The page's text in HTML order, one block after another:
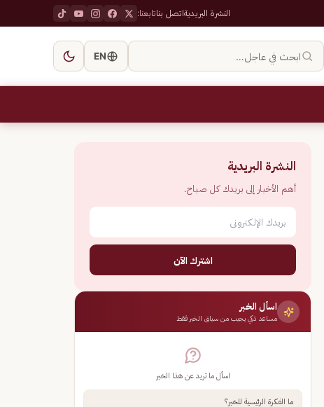
النشرة البريديةاتصل بناتابعنا:
ابحث في عاجل… EN
النشرة البريدية
أهم الأخبار إلى بريدك كل صباح.
اشترك الآن
اسأل الخبر
مساعد ذكي يجيب من سياق الخبر فقط
اسأل ما تريد عن هذا الخبر
ما الفكرة الرئيسية للخبر؟